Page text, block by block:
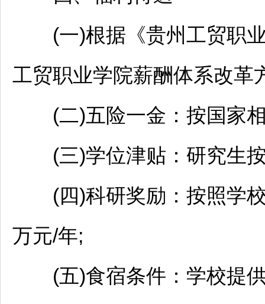
(一)根据《贵州工贸职业
工贸职业学院薪酬体系改革
(二)五险一金：按国家相
(三)学位津贴：研究生按
(四)科研奖励：按照学校
万元/年;
(五)食宿条件：学校提供